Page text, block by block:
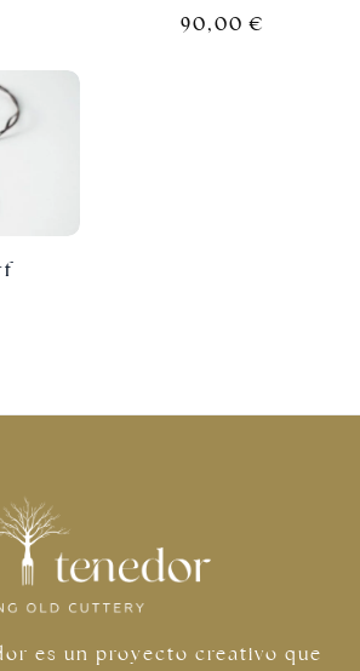
90,00€
es un proyecto creativo que